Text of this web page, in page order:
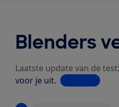
Blenders
Laatste update van de
voor je uit. Lees meer